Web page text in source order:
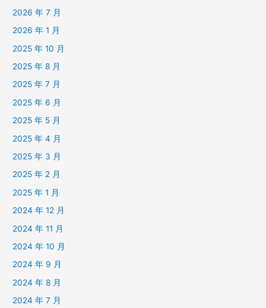
2026 年 7 月
2026 年 1 月
2025 年 10 月
2025 年 8 月
2025 年 7 月
2025 年 6 月
2025 年 5 月
2025 年 4 月
2025 年 3 月
2025 年 2 月
2025 年 1 月
2024 年 12 月
2024 年 11 月
2024 年 10 月
2024 年 9 月
2024 年 8 月
2024 年 7 月